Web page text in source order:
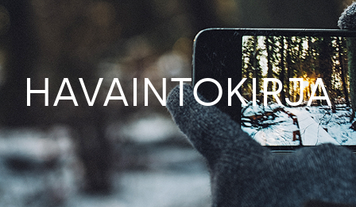
HAVAINTOKIRJA